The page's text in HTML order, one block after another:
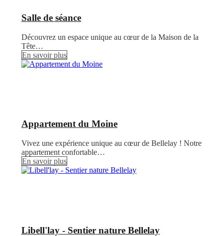
Salle de séance
Découvrez un espace unique au cœur de la Maison de la
Tête…
En savoir plus
Appartement du Moine
Vivez une expérience unique au cœur de Bellelay ! Notre
appartement confortable…
En savoir plus
Libell'lay - Sentier nature Bellelay